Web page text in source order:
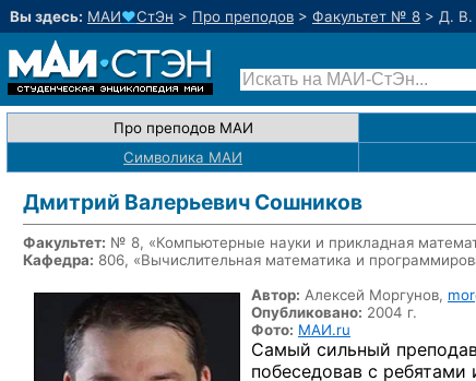
Вы здесь: МАИ♥СтЭн > Про преподов > Факультет № 8 > Д. В.
Про преподов МАИ
Символика МАИ
Дмитрий Валерьевич Сошников
Факультет: № 8, «Компьютерные науки и прикладная
Кафедра: 806, «Вычислительная математика и
Автор: Алексей Моргунов,
Опубликовано: 2004 г.
Фото: МАИ.ru
Самый сильный
побеседовав с ребятами